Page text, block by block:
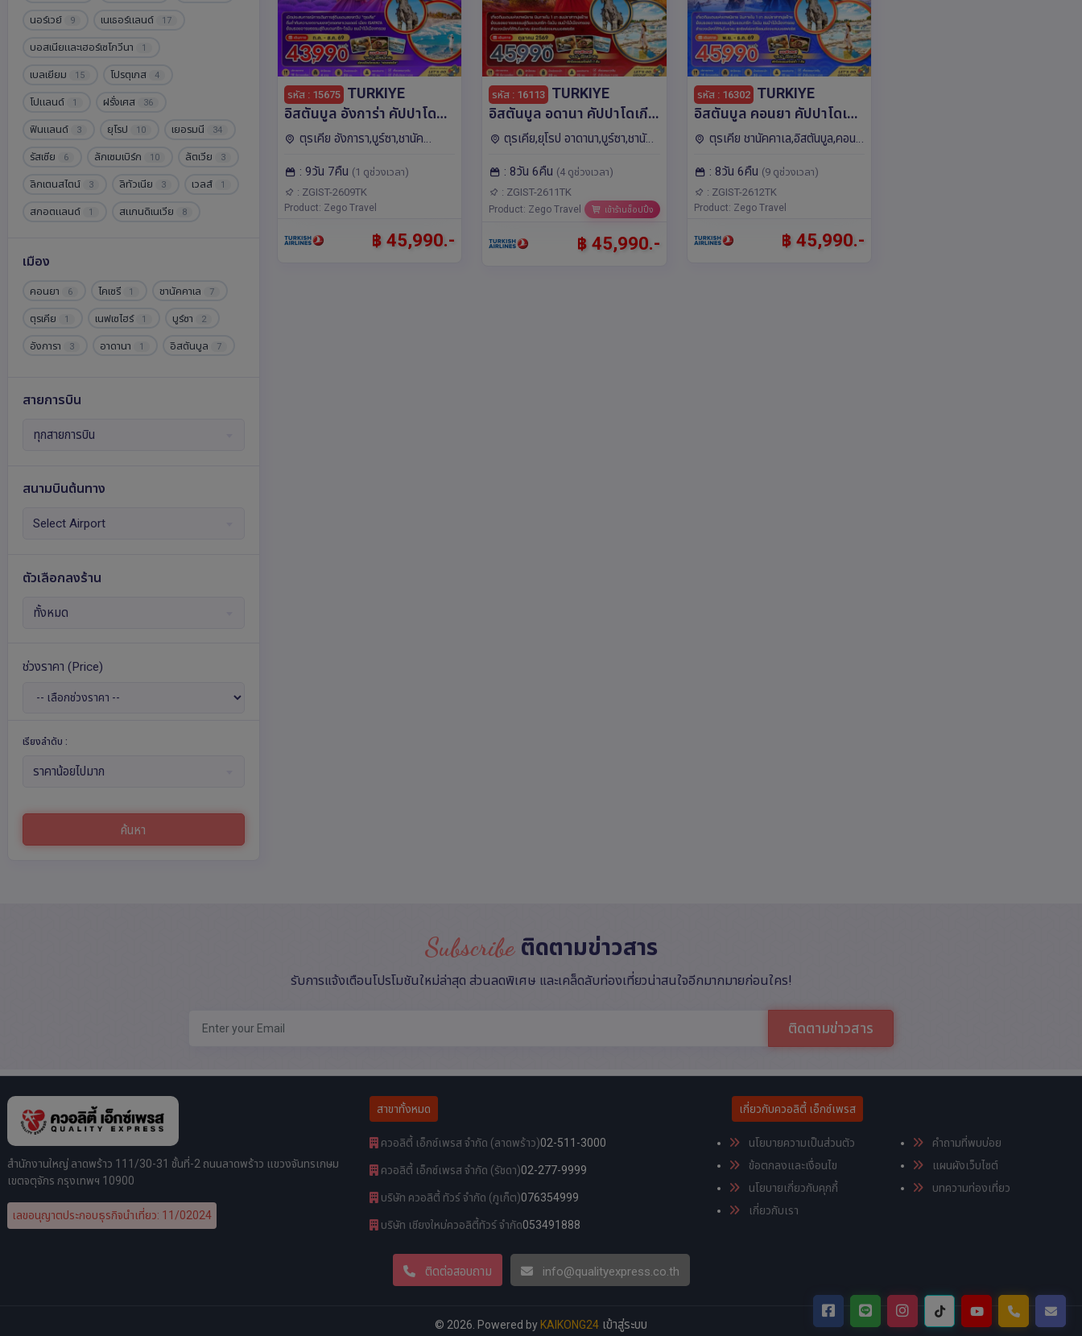
นอร์เวย์ 9 เนเธอร์แลนด์ 17
บอสเนียและเฮอร์เซโกวีนา 1
เบลเยียม 15 โปรตุเกส 4
โปแลนด์ 1 ฝรั่งเศส 36
ฟินแลนด์ 3 ยุโรป 10 เยอรมนี 34
รัสเซีย 6 ลักเซมเบิร์ก 10 ลัตเวีย 3
ลิกเตนสไตน์ 3 ลิทัวเนีย 3 เวลส์ 1
สกอตแลนด์ 1 สแกนดิเนเวีย 8
สวิตเซอร์แลนด์
สาธารณรัฐเชก 15 ออสเตรีย 31
อังกฤษ อิตาลี 58 เอสโตเนีย
ไอซ์แลนด์ ฮังการี
เมือง
คอนยา 6 ไคเซรี 1 ชานัคคาเล 7
ตุรเคีย 1 เนฟเซไฮร์ 1 บูร์ซา 2
อังการา 3 อาดานา 1 อิสตันบูล 7
สายการบิน
ทุกสายการบิน
สนามบินต้นทาง
Select Airport
ตัวเลือกลงร้าน
ทั้งหมด
ช่วงราคา (Price)
เรียงลำดับ :
ราคาน้อยไปมาก
ค้นหา
รหัส : 15675 TURKIYE
อิสตันบูล อังการ่า คัปปาโด
เกีย คอนยา ปามุคคาเล ซานัค
9วัน 7คืน โดยสายการบิน
Turkisk Airlines (TK)
ตุรเคีย อังการา,บูร์ซา,ชานัค
: 9วัน 7คืน (1 ดูช่วงเวลา)
: ZGIST-2609TK
Product: Zego Travel
฿ 45,990.-
รหัส : 16113 TURKIYE
อิสตันบูล อดานา คัปปาโดเกีย
ปามุคคาเล ซานัคคาเล บูร์ซา
สายการบิน Turkish
Airlines (TK)
ตุรเคีย,ยุโรป อาดานา,บูร์ซา,ชานัค
: 8วัน 6คืน (4 ดูช่วงเวลา)
: ZGIST-2611TK
Product: Zego Travel เข้าร้านช็อปปิ้ง
฿ 45,990.-
รหัส : 16302 TURKIYE
อิสตันบูล คอนยา คัปปาโดเกีย
ปามุคคาเล ซานัคคาเล (บิน
การบิน Turkish Airlines
(TK)
ตุรเคีย ชานัคคาเล,อิสตันบูล,คอน
: 8วัน 6คืน (9 ดูช่วงเวลา)
: ZGIST-2612TK
Product: Zego Travel
฿ 45,990.-
Subscribe ติดตามข่าวสาร
รับการแจ้งเตือนโปรโมชันใหม่ล่าสุด ส่วนลดพิเศษ และเคล็ดลับท่องเที่ยวน่าสนใจอีกมากมายก่อนใคร!
ติดตามข่าวสาร
สำนักงานใหญ่ ลาดพร้าว 111/30-31 ชั้นที่-2 ถนนลาดพร้าว แขวงจันทรเกษม
เขตจตุจักร กรุงเทพฯ 10900
เลขอนุญาตประกอบธุรกิจนำเที่ยว: 11/02024
สาขาทั้งหมด
ควอลิตี้ เอ็กซ์เพรส จำกัด (ลาดพร้าว)02-511-3000
ควอลิตี้ เอ็กซ์เพรส จำกัด (รัชดา)02-277-9999
บริษัท ควอลิตี้ ทัวร์ จำกัด (ภูเก็ต)076354999
บริษัท เชียงใหม่ควอลิตี้ทัวร์ จำกัด053491888
เกี่ยวกับควอลิตี้ เอ็กซ์เพรส
นโยบายความเป็นส่วนตัว
ข้อตกลงและเงื่อนไข
นโยบายเกี่ยวกับคุกกี้
เกี่ยวกับเรา
คำถามที่พบบ่อย
แผนผังเว็บไซต์
บทความท่องเที่ยว
ติดต่อสอบถาม info@qualityexpress.co.th
© 2026. Powered by KAIKONG24 เข้าสู่ระบบ